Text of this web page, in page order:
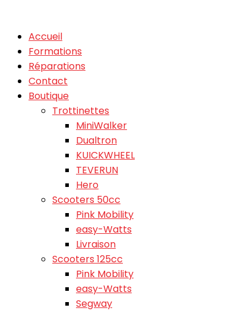
Accueil
Formations
Réparations
Contact
Boutique
Trottinettes
MiniWalker
Dualtron
KUICKWHEEL
TEVERUN
Hero
Scooters 50cc
Pink Mobility
easy-Watts
Livraison
Scooters 125cc
Pink Mobility
easy-Watts
Segway